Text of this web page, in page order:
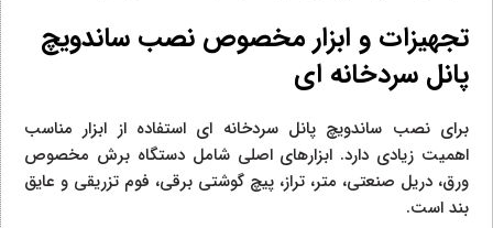
تجهیزات و ابزار مخصوص نصب ساندویچ
پانل سردخانه‌ ای
برای نصب ساندویچ پانل سردخانه‌ ای استفاده از ابزار مناسب
اهمیت زیادی دارد. ابزارهای اصلی شامل دستگاه برش مخصوص
ورق، دریل صنعتی، متر، تراز، پیچ‌ گوشتی برقی، فوم تزریقی و عایق‌
بند است.